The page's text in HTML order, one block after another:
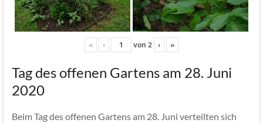
« ‹ von 2 › »
Tag des offenen Gartens am 28. Juni
2020
Beim Tag des offenen Gartens am 28. Juni verteilten sich